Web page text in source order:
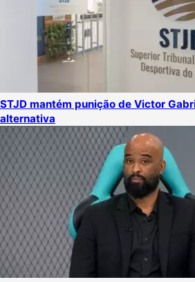
STJD mantém punição de Victor
alternativa